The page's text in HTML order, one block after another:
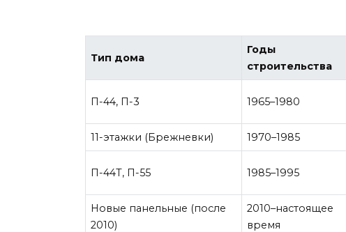
Тип дома
Годы
строительства
П-44, П-3 1965–1980
11-этажки (Брежневки) 1970–1985
П-44Т, П-55 1985–1995
Новые панельные (после
2010)
2010–настоящее
время